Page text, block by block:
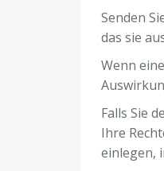
Senden
das sie
Wenn
Falls Sie
Ihre
einlegen,